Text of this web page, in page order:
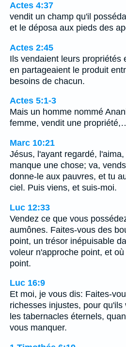
Actes 4:37
vendit un champ qu'il
et le déposa aux pieds des
Actes 2:45
Ils vendaient leurs propriétés
en partageaient le produit
besoins de chacun.
Actes 5:1-3
Mais un homme nommé
femme, vendit une
Marc 10:21
Jésus, l'ayant regardé,
manque une chose; va,
donne-le aux pauvres, et tu
ciel. Puis viens, et suis-moi.
Luc 12:33
Vendez ce que vous
aumônes. Faites-vous des
point, un trésor inépuisable
voleur n'approche point, et
point.
Luc 16:9
Et moi, je vous dis: Faites-
richesses injustes, pour
les tabernacles éternels,
vous manquer.